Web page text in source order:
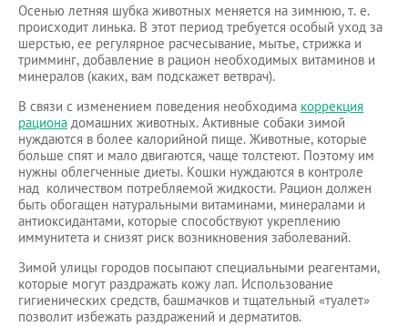
Осенью летняя шубка животных меняется на зимнюю, т. е.
происходит линька. В этот период требуется особый уход за
шерстью, ее регулярное расчесывание, мытье, стрижка и
тримминг, добавление в рацион необходимых витаминов и
минералов (каких, вам подскажет ветврач).
В связи с изменением поведения необходима коррекция
рациона домашних животных. Активные собаки зимой
нуждаются в более калорийной пище. Животные, которые
больше спят и мало двигаются, чаще толстеют. Поэтому им
нужны облегченные диеты. Кошки нуждаются в контроле
над количеством потребляемой жидкости. Рацион должен
быть обогащен натуральными витаминами, минералами и
антиоксидантами, которые способствуют укреплению
иммунитета и снизят риск возникновения заболеваний.
Зимой улицы городов посыпают специальными реагентами,
которые могут раздражать кожу лап. Использование
гигиенических средств, башмачков и тщательный «туалет»
позволит избежать раздражений и дерматитов.